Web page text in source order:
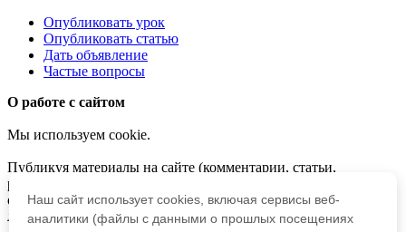
Опубликовать урок
Опубликовать статью
Дать объявление
Частые вопросы
О работе с сайтом
Мы используем cookie.
Публикуя материалы на сайте (комментарии, статьи,
разработки и др.), пользователи берут на себя всю
ответственность за содержание материалов и разрешение
любых спорных вопросов с третьми лицами.
Наш сайт использует cookies, включая сервисы веб-
аналитики (файлы с данными о прошлых посещениях